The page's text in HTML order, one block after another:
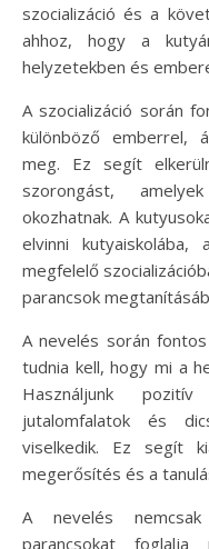
szocializáció és a
ahhoz, hogy a
helyzetekben és
A szocializáció során
különböző emberrel,
meg. Ez segít
szorongást,
okozhatnak. A
elvinni kutyaiskolába,
megfelelő
parancsok
A nevelés során
tudnia kell, hogy mi a
Használjunk
jutalomfalatok és
viselkedik. Ez segít
megerősítés és a
A nevelés
parancsokat foglalja